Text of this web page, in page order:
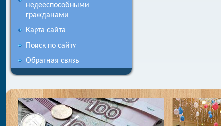
недееспособными
гражданами
Карта сайта
Поиск по сайту
Обратная связь